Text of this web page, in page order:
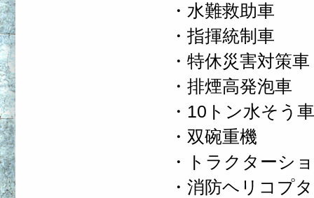
・水難救助車
・指揮統制車
・特休災害対策車
・排煙高発泡車
・10トン水そう車
・双碗重機
・トラクターシ
・消防ヘリコプ